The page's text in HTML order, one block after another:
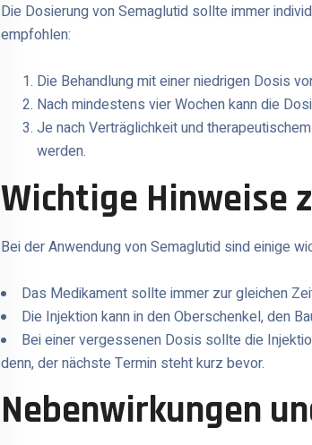
Die Dosierung von Semaglutid sollte immer
empfohlen:
Die Behandlung mit einer niedrigen Dosis
Nach mindestens vier Wochen kann die
Je nach Verträglichkeit und
werden.
Wichtige Hinweise
Bei der Anwendung von Semaglutid sind einige
Das Medikament sollte immer zur gleichen
Die Injektion kann in den Oberschenkel, den
Bei einer vergessenen Dosis sollte die
denn, der nächste Termin steht kurz bevor.
Nebenwirkungen